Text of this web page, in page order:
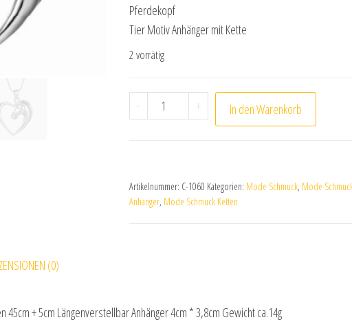
Pferdekopf
Tier Motiv Anhänger mit Kette
2 vorrätig
- Herz Pferde Kopf Anhänger mit Kette
+ In den Warenkorb
Artikelnummer: C-1060 Kategorien: Mode Schmuck, Mode
Anhänger, Mode Schmuck Ketten
(0)
45cm + 5cm Längenverstellbar Anhänger 4cm * 3,8cm Gewicht ca.14g